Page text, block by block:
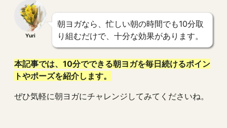
Yuri
朝ヨガなら、忙しい朝の時間でも10分取
り組むだけで、十分な効果があります。
本記事では、10分でできる朝ヨガを毎日続けるポイン
トやポーズを紹介します。
ぜひ気軽に朝ヨガにチャレンジしてみてくださいね。